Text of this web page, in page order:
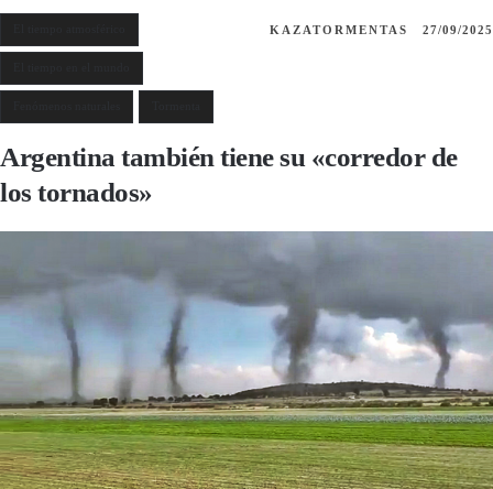
KAZATORMENTAS 27/09/2025
Argentina también tiene su «corredor de
los tornados»